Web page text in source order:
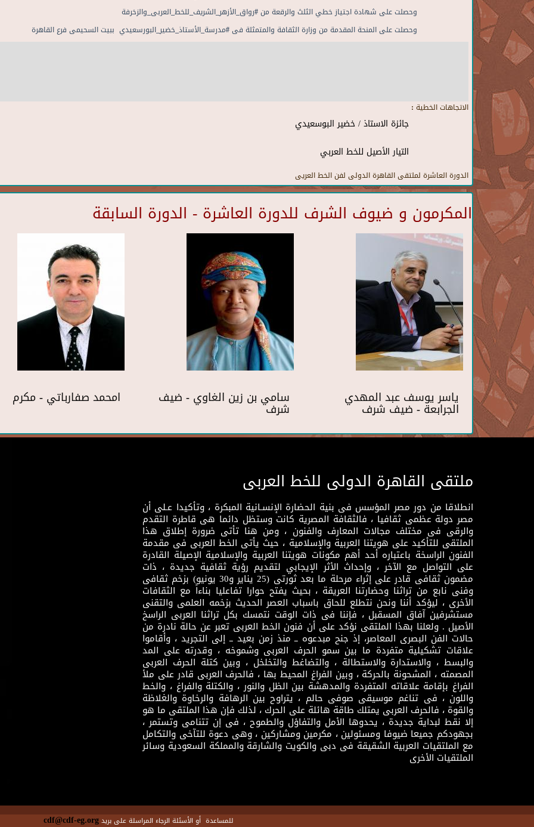
وحصلت على شهادة اجتياز خطي الثلث والرقعة من #رواق_الأزهر_الشريف_للخط_العربى_والزخرفة
وحصلت على المنحة المقدمة من وزارة الثقافة والمتمثلة فى #مدرسة_الأستاذ_خضير_البورسعيدي ببيت السحيمى فرع القاهرة
الاتجاهات الخطية :
جائزة الاستاذ / خضير البوسعيدي
التيار الأصيل للخط العربي
الدورة العاشرة لملتقى القاهرة الدولى لفن الخط العريى
المكرمون و ضيوف الشرف للدورة العاشرة - الدورة السابقة
امحمد صفارباتي - مكرم سامي بن زين الغاوي - ضيف
شرف
ياسر يوسف عبد المهدي
الجرابعة - ضيف شرف
ملتقى القاهرة الدولى للخط العربى
انطلاقا من دور مصر المؤسس فى بنية الحضارة الإنسـانية المبكرة ، وتأكيدا عـلى أن
مصر دولة عظمى ثقافيا ، فالثقافة المصرية كانت وستظل دائما هى قاطرة التقدم
والرقى فى مختلف مجالات المعارف والفنون ، ومن هنا تأتى ضرورة إطلاق هذا
الملتقى للتأكيد على هويتنا العربية والإسلامية ، حيث يأتى الخط العربى فى مقدمة
الفنون الراسخة باعتباره أحد أهم مكونات هويتنا العربية والإسلامية الإصيلة القادرة
على التواصل مع الآخر ، وإحداث الأثر الإيجابي لتقديم رؤية ثقافية جديدة ، ذات
مضمون ثقافى قادر على إثراء مرحلة ما بعد ثورتى (25 يناير و30 يونيو) بزخم ثقافى
وفنى نابع من تراثنا وحضارتنا العريقة ، بحيث يفتح حوارا تفاعليا بناءاً مع الثقافات
الأخرى ، ليؤكد أننا ونحن نتطلع للحاق باسباب العصر الحديث بزخمه العلمى والتقنى
مستشرفين آفاق المسقبل ، فإننا فى ذات الوقت نتمسك بكل تراثنا العربى الراسخ
الأصيل . ولعلنا بهذا الملتقى نؤكد على أن فنون الخط العربى تعبر عن حالة نادرة من
حالات الفن البصرى المعاصر، إذ جنح مبدعوه ــ منذ زمن بعيد ــ إلى التجريد ، وأقاموا
علاقات تشكيلية متفردة ما بين سمو الحرف العربى وشموخه ، وقدرته على المد
والبسط ، والاستدارة والاستطالة ، والتضاغط والتخلخل ، وبين كتلة الحرف العربى
المصمته ، المشحونة بالحركة ، وبين الفراغ المحيط بها ، فالحرف العربى قادر على ملأ
الفراغ بإقامة علاقاته المتفردة والمدهشة بين الظل والنور ، والكتلة والفراغ ، والخط
واللون ، فى تناغم موسيقى صوفى حالم ، يتراوح بين الرهافة والرخاوة والغلاظة
والقوة ، فالحرف العربى يمتلك طاقة هائلة على الحرك ، لذلك فإن هذا الملتقى ما هو
إلا نقط لبداية جديدة ، يحدوها الأمل والتفاؤل والطموح ، فى إن تتنامى وتستمر ،
بجهودكم جميعا ضيوفا ومسئولين ، مكرمين ومشاركين ، وهى دعوة للتآخى والتكامل
مع الملتقيات العربية الشقيقة فى دبى والكويت والشارقة والمملكة السعودية وسائر
الملتقيات الأخرى
للمساعدة أو الأسئلة الرجاء المراسلة على بريدcdf@cdf-eg.org